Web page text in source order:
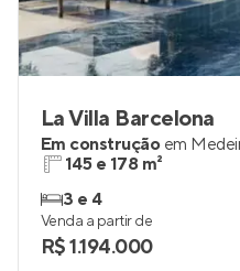
La Villa Barcelona
Em construção em
145 e 178 m²
3 e 4
Venda a partir de
R$ 1.194.000